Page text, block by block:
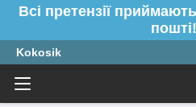
Всі претензії
Kokosik